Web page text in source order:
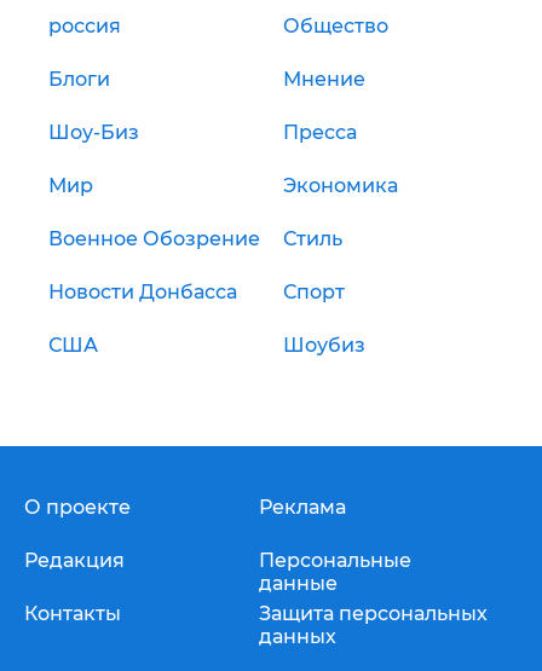
россия Общество
Блоги Мнение
Шоу-Биз Пресса
Мир Экономика
Военное Обозрение Стиль
Новости Донбасса Спорт
США Шоубиз
О проекте
Редакция
Контакты
Реклама
Персональные
данные
Защита персональных
данных